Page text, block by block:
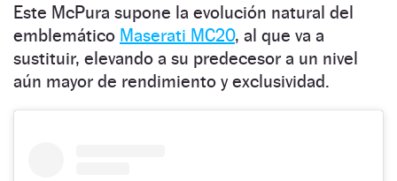
Este McPura supone la evolución natural del
emblemático Maserati MC20, al que va a
sustituir, elevando a su predecesor a un nivel
aún mayor de rendimiento y exclusividad.